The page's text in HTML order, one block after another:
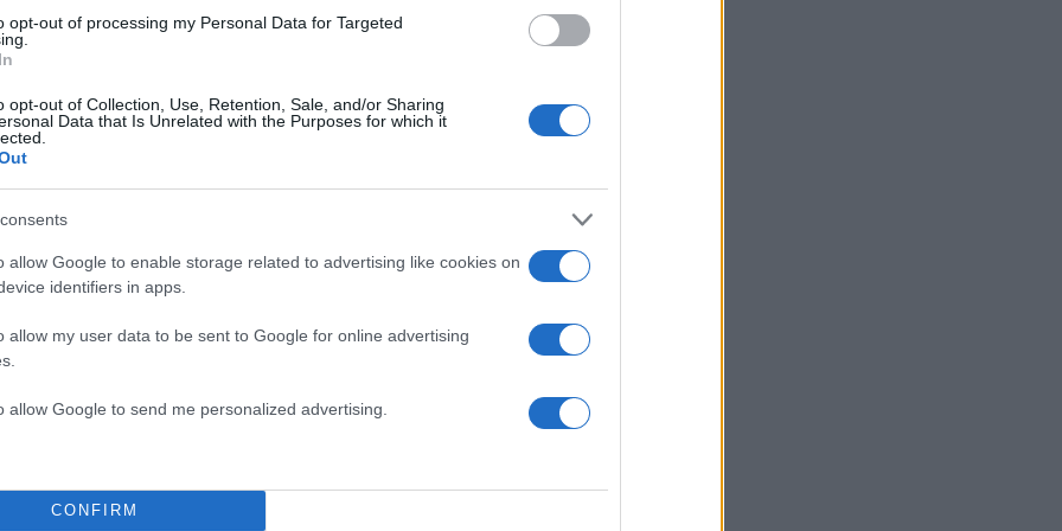
opt-out of processing my Personal Data for Targeted
opt-out of Collection, Use, Retention, Sale, and/or Sharing
Data that Is Unrelated with the Purposes for which it
allow Google to enable storage related to advertising like cookies on
identifiers in apps.
allow my user data to be sent to Google for online advertising
allow Google to send me personalized advertising.
CONFIRM
Σχολίασε εδώ
50 /50
2000 /2000
από reCAPTCHA, ισχύουν